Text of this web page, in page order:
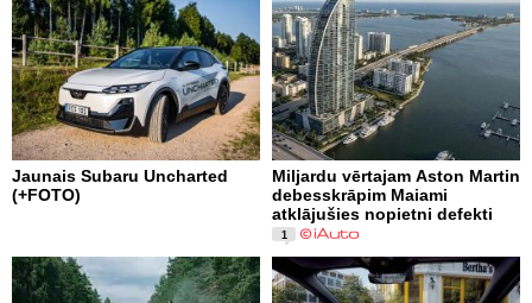
Jaunais Subaru Uncharted
(+FOTO)
Miljardu vērtajam Aston Martin
debesskrāpim Maiami
atklājušies nopietni defekti
1